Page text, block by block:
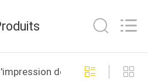
232
de Digital